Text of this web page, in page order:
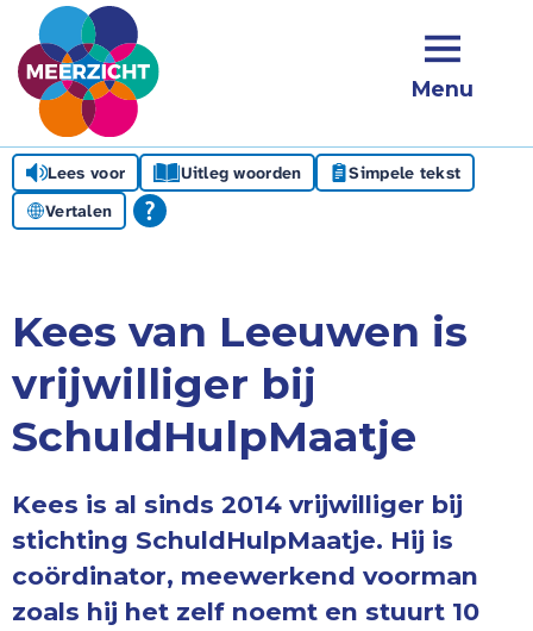
Menu
Lees voor Uitleg woorden
Simpele tekst
Vertalen
Kees van Leeuwen is
vrijwilliger bij
SchuldHulpMaatje
Kees is al sinds 2014 vrijwilliger bij
stichting SchuldHulpMaatje. Hij is
coördinator, meewerkend voorman
zoals hij het zelf noemt en stuurt 10